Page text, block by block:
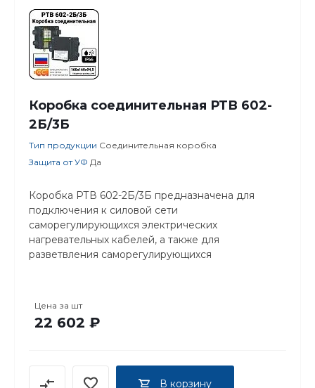
Коробка соединительная РТВ 602-
2Б/3Б
Тип продукции Соединительная коробка
Защита от УФ Да
Коробка РТВ 602-2Б/3Б предназначена для
подключения к силовой сети
саморегулирующихся электрических
нагревательных кабелей, а также для
разветвления саморегулирующихся
Цена за шт
22 602 ₽
В корзину